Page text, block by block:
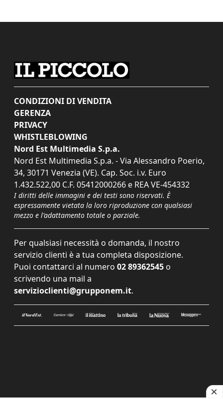
CONDIZIONI DI VENDITA
GERENZA
PRIVACY
WHISTLEBLOWING
Nord Est Multimedia S.p.a.
Nord Est Multimedia S.p.a. - Via Alessandro Poerio,
34, 30171 Venezia (VE). Cap. Soc. i.v. Euro
1.432.522,00 C.F. 05412000266 e REA VE-454332
I diritti delle immagini e dei testi sono riservati. È
espressamente vietata la loro riproduzione con qualsiasi
mezzo e l'adattamento totale o parziale.
Per qualsiasi necessità o domanda, il nostro
servizio clienti è a tua completa disposizione.
Puoi contattarci al numero 02 89362545 o
scrivendo una mail a
servizioclienti@grupponem.it.